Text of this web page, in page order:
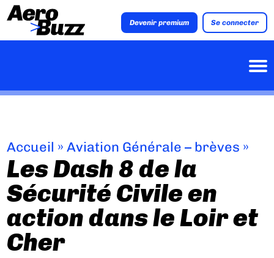
Devenir premium Se connecter
Accueil »Aviation Générale – brèves »
Les Dash 8 de la
Sécurité Civile en
action dans le Loir et
Cher